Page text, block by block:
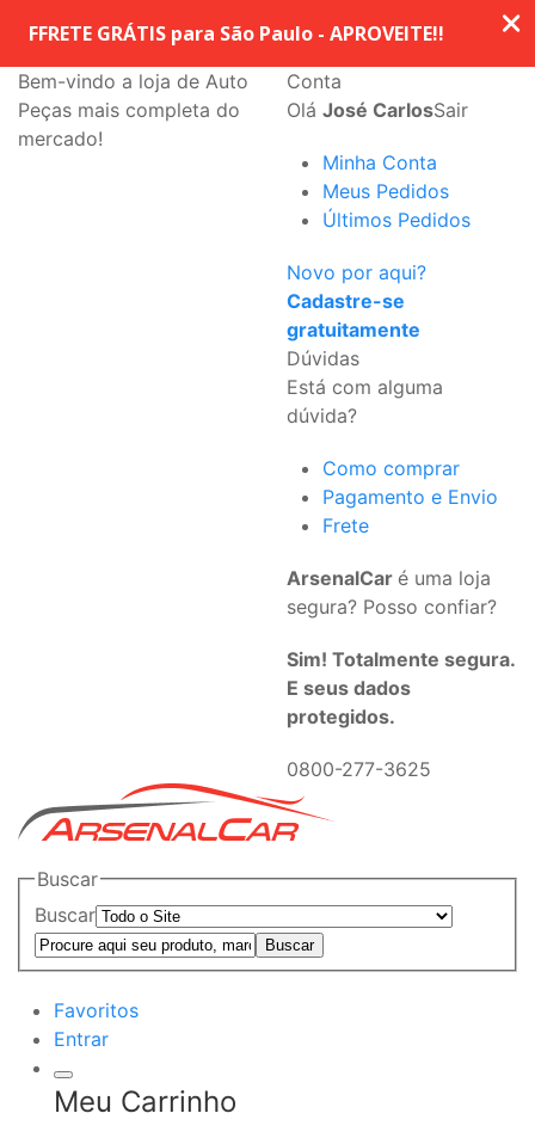
Bem-vindo a loja de Auto
Peças mais completa do
mercado!
Conta
OláJosé CarlosSair
Minha Conta
Meus Pedidos
Últimos Pedidos
Novo por aqui?
Cadastre-se
gratuitamente
Dúvidas
Está com alguma
dúvida?
Como comprar
Pagamento e Envio
Frete
ArsenalCar é uma loja
segura? Posso confiar?
Sim! Totalmente segura.
E seus dados
protegidos.
0800-277-3625
Buscar
Buscar
Favoritos
Entrar
Meu Carrinho